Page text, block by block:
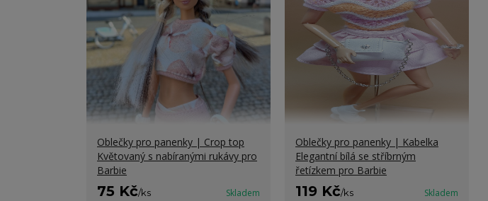
Oblečky pro panenky | Crop top
Květovaný s nabíranými rukávy pro
Barbie
75 Kč/ks Skladem
Oblečky pro panenky | Kabelka
Elegantní bílá se stříbrným
řetízkem pro Barbie
119 Kč/ks Skladem